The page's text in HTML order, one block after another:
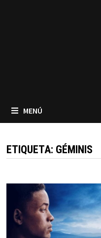
MENÚ
ETIQUETA: GÉMINIS